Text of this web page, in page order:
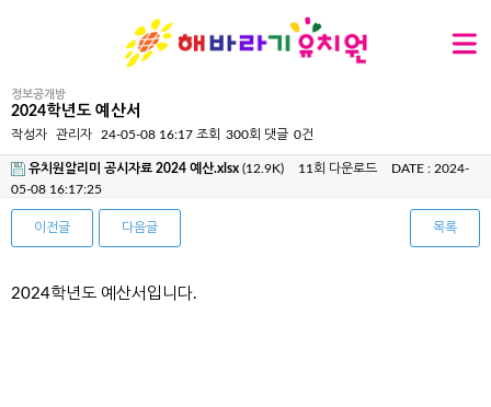
정보공개방
2024학년도 예산서
작성자 관리자 24-05-08 16:17 조회 300회 댓글 0건
유치원알리미 공시자료 2024 예산.xlsx (12.9K) 11회 다운로드
DATE : 2024-
05-08 16:17:25
이전글 다음글 목록
2024학년도 예산서입니다.